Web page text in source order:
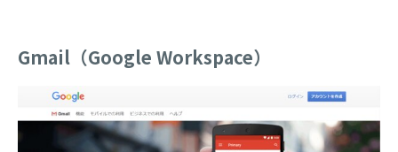
Gmail（Google Workspace）